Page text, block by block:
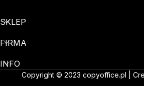
SKLEP
FIRMA
INFO
Copyright © 2023 copyoffice.pl |